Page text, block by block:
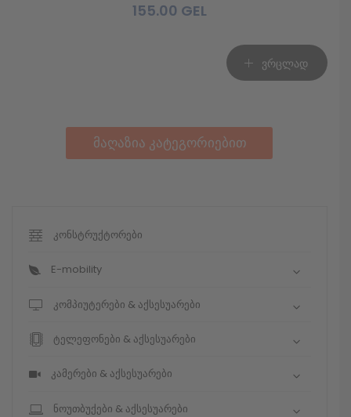
ვრცლად
155.00 GEL
მაღაზია კატეგორიებით
კონსტრუქტორები
E-mobility
კომპიუტერები & აქსესუარები
ტელეფონები & აქსესუარები
კამერები & აქსესუარები
ნოუთბუქები & აქსესუარები